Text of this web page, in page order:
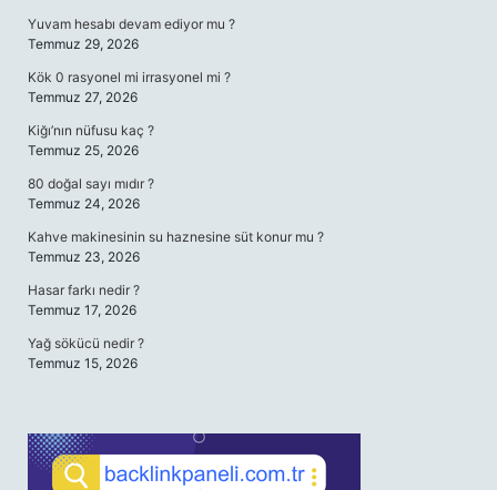
Yuvam hesabı devam ediyor mu ?
Temmuz 29, 2026
Kök 0 rasyonel mi irrasyonel mi ?
Temmuz 27, 2026
Kiğı’nın nüfusu kaç ?
Temmuz 25, 2026
80 doğal sayı mıdır ?
Temmuz 24, 2026
Kahve makinesinin su haznesine süt konur mu ?
Temmuz 23, 2026
Hasar farkı nedir ?
Temmuz 17, 2026
Yağ sökücü nedir ?
Temmuz 15, 2026